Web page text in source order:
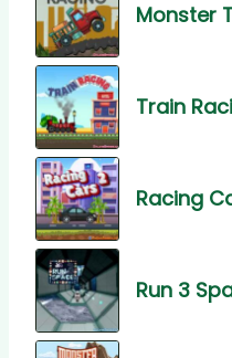
Monster
Train
Racing
Run 3